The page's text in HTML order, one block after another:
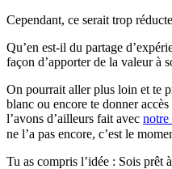
Cependant, ce serait trop
Qu’en est-il du partage
façon d’apporter de la valeur à
On pourrait aller plus loin et te
blanc ou encore te donner
l’avons d’ailleurs fait avec notre
ne l’a pas encore, c’est le
Tu as compris l’idée : Sois prêt